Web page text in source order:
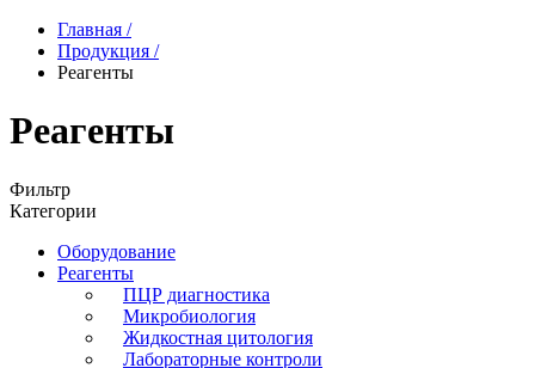
Главная /
Продукция /
Реагенты
Реагенты
Фильтр
Категории
Оборудование
Реагенты
ПЦР диагностика
Микробиология
Жидкостная цитология
Лабораторные контроли